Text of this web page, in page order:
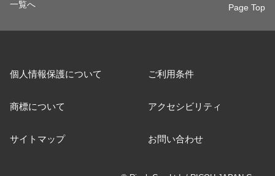
Page Top
一覧へ
個人情報保護について ご利用条件
商標について アクセシビリティ
サイトマップ お問い合わせ